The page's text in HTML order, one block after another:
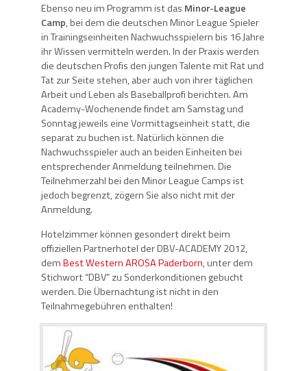
Ebenso neu im Programm ist das Minor-League
Camp, bei dem die deutschen Minor League Spieler
in Trainingseinheiten Nachwuchsspielern bis 16 Jahre
ihr Wissen vermitteln werden. In der Praxis werden
die deutschen Profis den jungen Talente mit Rat und
Tat zur Seite stehen, aber auch von ihrer täglichen
Arbeit und Leben als Baseballprofi berichten. Am
Academy-Wochenende findet am Samstag und
Sonntag jeweils eine Vormittagseinheit statt, die
separat zu buchen ist. Natürlich können die
Nachwuchsspieler auch an beiden Einheiten bei
entsprechender Anmeldung teilnehmen. Die
Teilnehmerzahl bei den Minor League Camps ist
jedoch begrenzt, zögern Sie also nicht mit der
Anmeldung.
Hotelzimmer können gesondert direkt beim
offiziellen Partnerhotel der DBV-ACADEMY 2012,
demBest Western AROSA Paderborn, unter dem
Stichwort “DBV” zu Sonderkonditionen gebucht
werden. Die Übernachtung ist nicht in den
Teilnahmegebühren enthalten!